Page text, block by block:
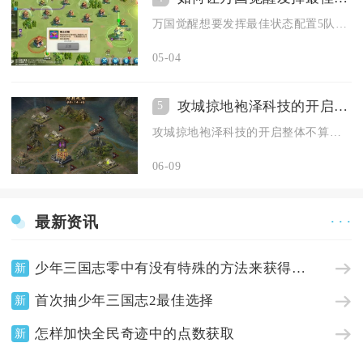
05-04
5 攻城掠地袍泽科技的开启是否简单
06-09
最新资讯 · · ·
新 少年三国志零中有没有特殊的方法来获得武将
新 首次抽少年三国志2最佳选择
新 怎样加快全民奇迹中的点数获取